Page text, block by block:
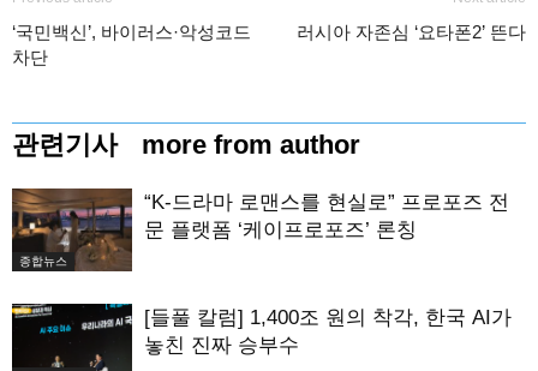
‘국민백신’, 바이러스·악성코드
차단
러시아 자존심 ‘요타폰2’ 뜬다
관련기사 more from author
종합뉴스
“K-드라마 로맨스를 현실로” 프로포즈 전
문 플랫폼 ‘케이프로포즈’ 론칭
[들풀 칼럼] 1,400조 원의 착각, 한국 AI가
놓친 진짜 승부수